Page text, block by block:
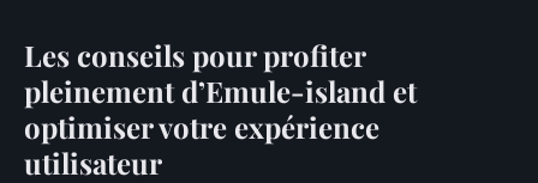
Les conseils pour profiter
pleinement d’Emule-island et
optimiser votre expérience
utilisateur